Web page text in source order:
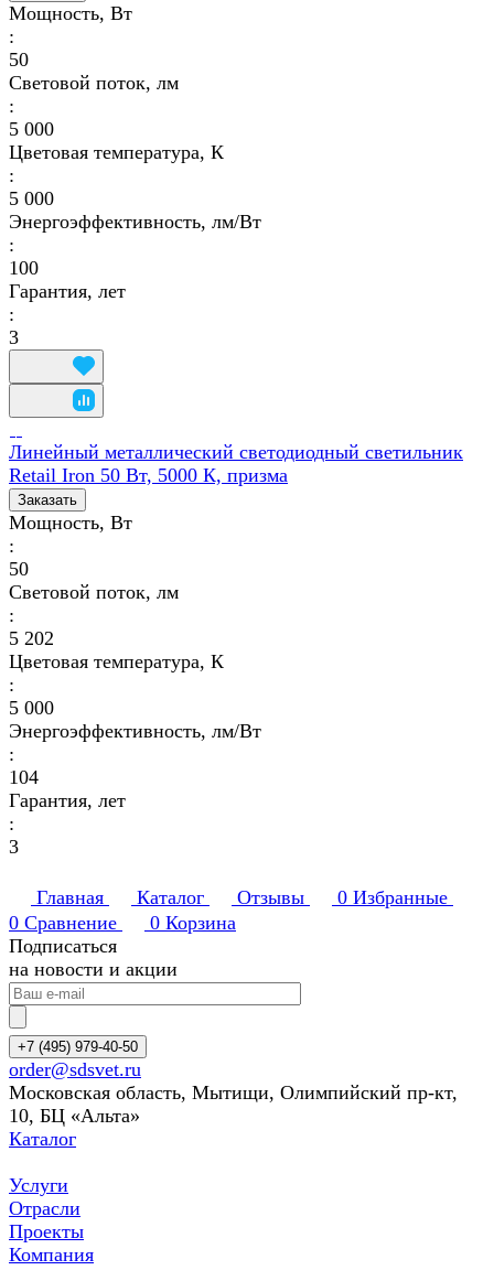
Мощность, Вт
:
50
Световой поток, лм
:
5 000
Цветовая температура, К
:
5 000
Энергоэффективность, лм/Вт
:
100
Гарантия, лет
:
3
Линейный металлический светодиодный светильник
Retail Iron 50 Вт, 5000 К, призма
Заказать
Мощность, Вт
:
50
Световой поток, лм
:
5 202
Цветовая температура, К
:
5 000
Энергоэффективность, лм/Вт
:
104
Гарантия, лет
:
3
Главная Каталог Отзывы 0 Избранные
0 Сравнение 0 Корзина
Подписаться
на новости и акции
+7 (495) 979-40-50
order@sdsvet.ru
Московская область, Мытищи, Олимпийский пр-кт,
10, БЦ «Альта»
Каталог
Услуги
Отрасли
Проекты
Компания